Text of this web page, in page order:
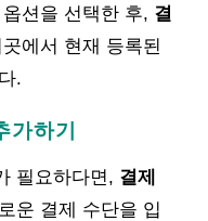
옵션을 선택한 후, 결
에서 현재 등록된
.
하기
필요하다면, 결제
운 결제 수단을 입